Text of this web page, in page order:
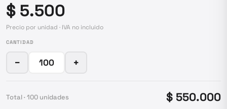
$ 5.500
Precio por unidad · IVA no incluido
CANTIDAD
− +
Total · 100 unidades $ 550.000